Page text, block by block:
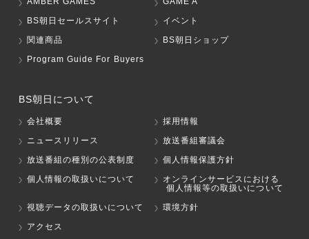
BS朝日セールスサイト
イベント
関連商品
BS朝日ショップ
Program Guide For Buyers
BS朝日について
会社概要
採用情報
ニュースリリース
放送番組審議会
放送番組の種別の公表制度
個人情報保護方針
個人情報の取扱いについて
オンラインサービスにおける
個人情報等の取扱いについて
視聴データの取扱いについて
環境方針
アクセス